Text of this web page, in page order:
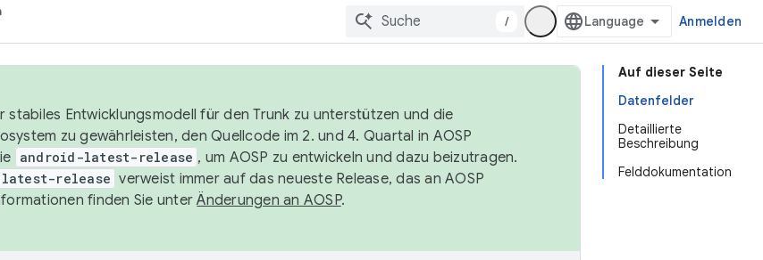
/ Anmelden
Auf dieser Seite
Datenfelder
Detaillierte
Beschreibung
Felddokumentation
stabiles Entwicklungsmodell für den Trunk zu unterstützen und die
zu gewährleisten, den Quellcode im 2. und 4. Quartal in AOSP
android-latest-release , um AOSP zu entwickeln und dazu beizutragen.
release verweist immer auf das neueste Release, das an AOSP
finden Sie unterÄnderungen an AOSP.